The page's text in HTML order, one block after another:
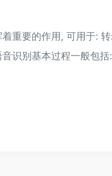
重要的作用, 可用于:
识别基本过程一般包括